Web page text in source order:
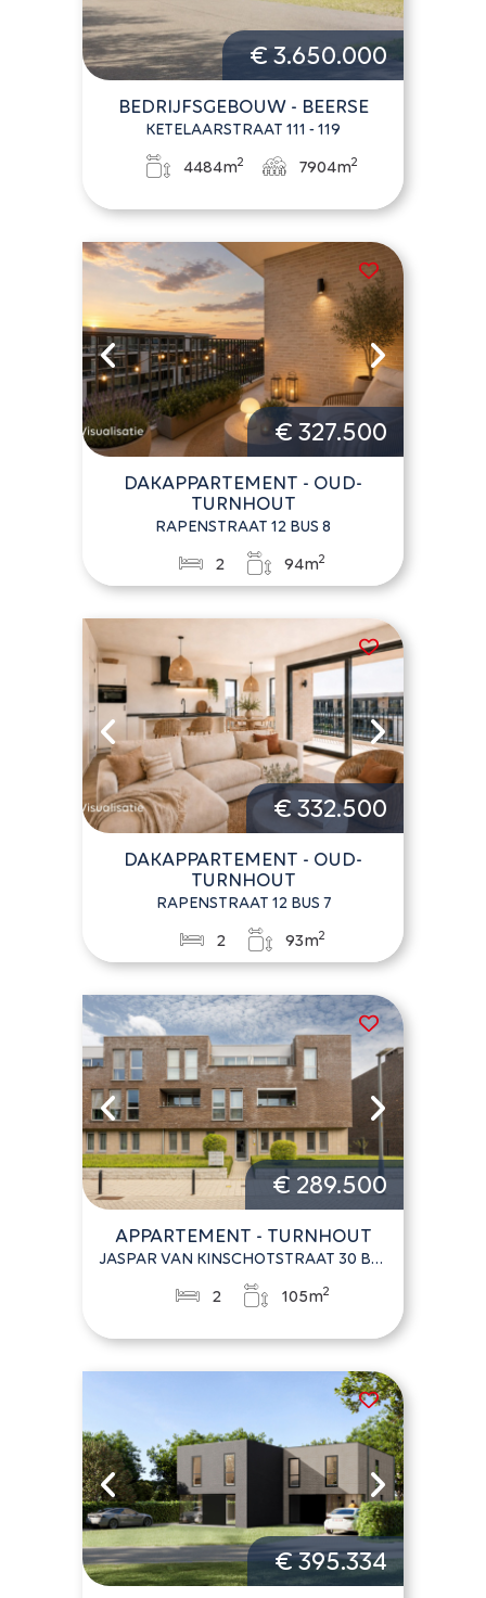
€ 3.650.000
BEDRIJFSGEBOUW - BEERSE
KETELAARSTRAAT 111 - 119
4484m2 7904m2
€ 327.500
DAKAPPARTEMENT - OUD-
TURNHOUT
RAPENSTRAAT 12 BUS 8
2 94m2
€ 332.500
DAKAPPARTEMENT - OUD-
TURNHOUT
RAPENSTRAAT 12 BUS 7
2 93m2
€ 289.500
APPARTEMENT - TURNHOUT
JASPAR VAN KINSCHOTSTRAAT 30 BUS 6
2 105m2
€ 395.334